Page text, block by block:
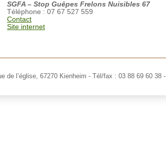
SGFA – Stop Guêpes Frelons Nuisibles 67
Téléphone : 07 67 527 559
Contact
Site internet
de l’église, 67270 Kienheim - Tél/fax : 03 88 69 60 38 -